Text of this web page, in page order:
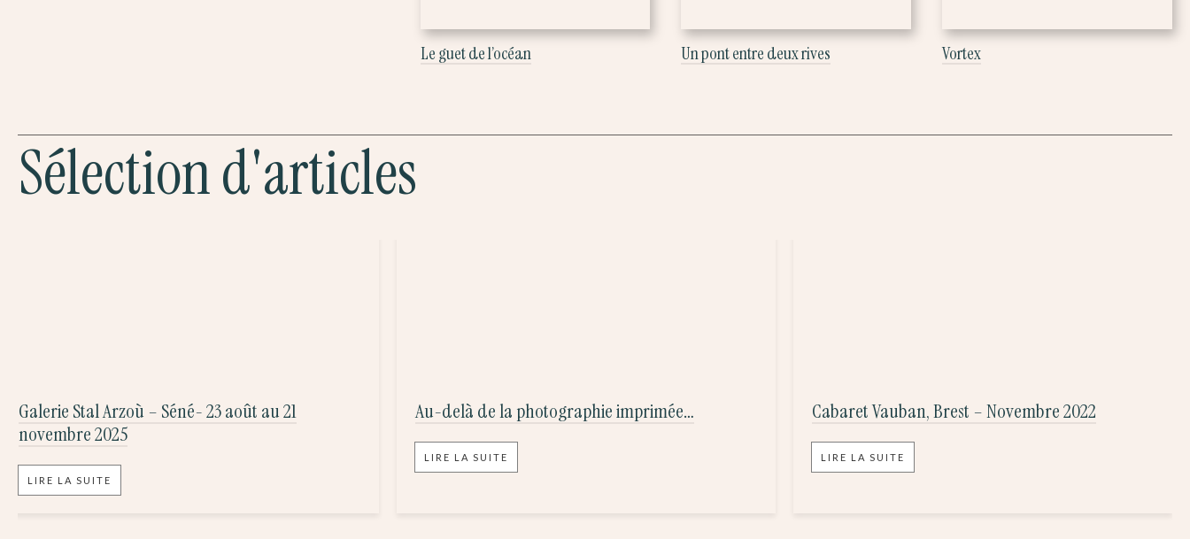
Le guet de l’océan Un pont entre deux rives Vortex
Sélection d'articles
Galerie Stal Arzoù – Séné- 23 août au 21
novembre 2025
LIRE LA SUITE
Au-delà de la photographie imprimée…
LIRE LA SUITE
Cabaret Vauban, Brest – Novembre 2022
LIRE LA SUITE